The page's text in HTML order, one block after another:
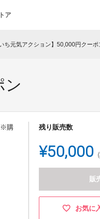
ア
ち元気アクション】50,000円クーポ
ン
※購
残り販売数
¥50,000
販
お気に